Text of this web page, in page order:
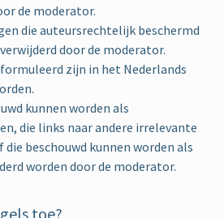
de moderator.
die auteursrechtelijk beschermd
door de moderator.
zijn in het Nederlands
kunnen worden als
die links naar andere irrelevante
beschouwd kunnen worden als
worden door de moderator.
toe?